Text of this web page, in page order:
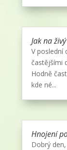
Jak na
V poslední
častějšími
Hodně
kde né...
Hnojení
Dobrý